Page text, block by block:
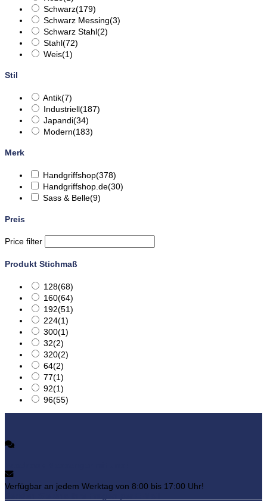
Schwarz(179)
Schwarz Messing(3)
Schwarz Stahl(2)
Stahl(72)
Weis(1)
Stil
Antik(7)
Industriell(187)
Japandi(34)
Modern(183)
Merk
Handgriffshop(378)
Handgriffshop.de(30)
Sass & Belle(9)
Preis
Price filter
Produkt Stichmaß
128(68)
160(64)
192(51)
224(1)
300(1)
32(2)
320(2)
64(2)
77(1)
92(1)
96(55)
Verfügbar an jedem Werktag von 8:00 bis 17:00 Uhr!